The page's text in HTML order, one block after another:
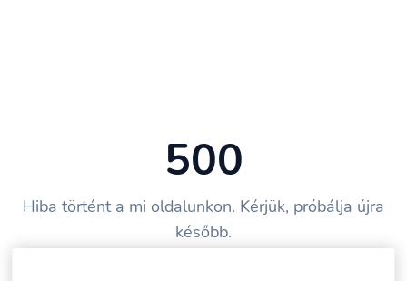
500
Hiba történt a mi oldalunkon. Kérjük, próbálja újra
később.